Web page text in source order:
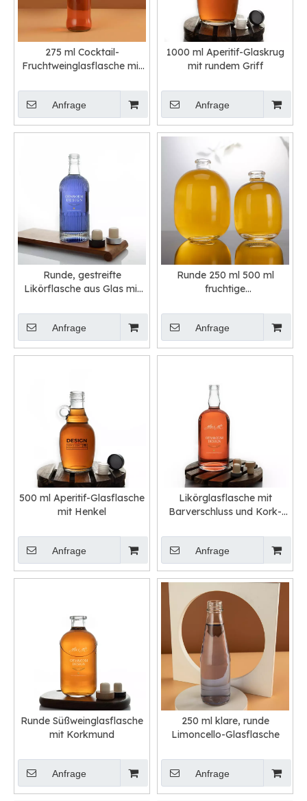
275 ml Cocktail-
Fruchtweinglasflasche mit
Anfrage
1000 ml Aperitif-Glaskrug
mit rundem Griff
Anfrage
Runde, gestreifte
Likörflasche aus Glas mit
Anfrage
Runde 250 ml 500 ml
fruchtige
Anfrage
500 ml Aperitif-Glasflasche
mit Henkel
Anfrage
Likörglasflasche mit
Barverschluss und Kork-
Anfrage
Runde Süßweinglasflasche
mit Korkmund
Anfrage
250 ml klare, runde
Limoncello-Glasflasche
Anfrage